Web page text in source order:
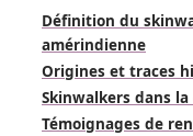
Définition du
amérindienne
Origines et traces
Skinwalkers dans
Témoignages de